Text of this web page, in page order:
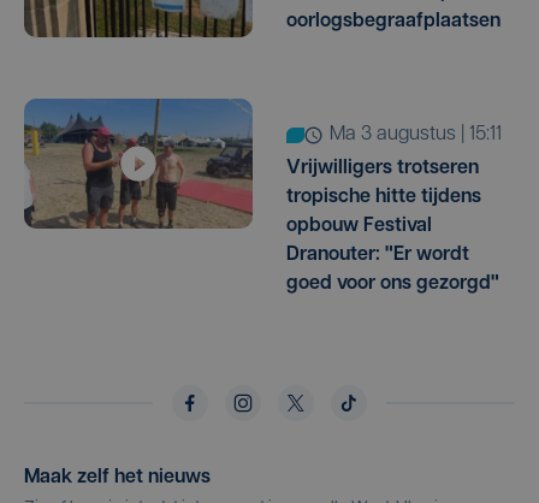
oorlogsbegraafplaatsen
ma 3 augustus | 15:11
Vrijwilligers trotseren
tropische hitte tijdens
opbouw Festival
Dranouter: "Er wordt
goed voor ons gezorgd"
Maak zelf het nieuws